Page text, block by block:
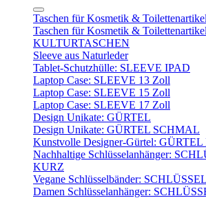
Taschen für Kosmetik &
Taschen für Kosmetik &
KULTURTASCHEN
Sleeve aus Naturleder
Tablet-Schutzhülle: SLEEVE IPAD
Laptop Case: SLEEVE 13 Zoll
Laptop Case: SLEEVE 15 Zoll
Laptop Case: SLEEVE 17 Zoll
Design Unikate: GÜRTEL
Design Unikate: GÜRTEL SCHMAL
Kunstvolle Designer-Gürtel:
Nachhaltige Schlüsselanhänger:
KURZ
Vegane Schlüsselbänder:
Damen Schlüsselanhänger: